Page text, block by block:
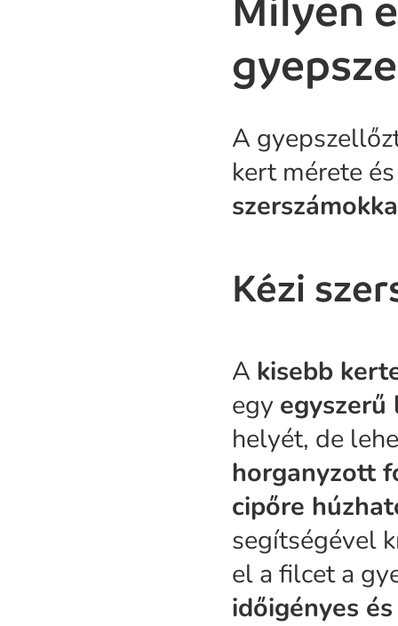
Milyen
A
kert mérete
Kézi
A kisebb
egy
helyét, de
horganyzott
cipőre
segítségével
el a filcet a
időigényes